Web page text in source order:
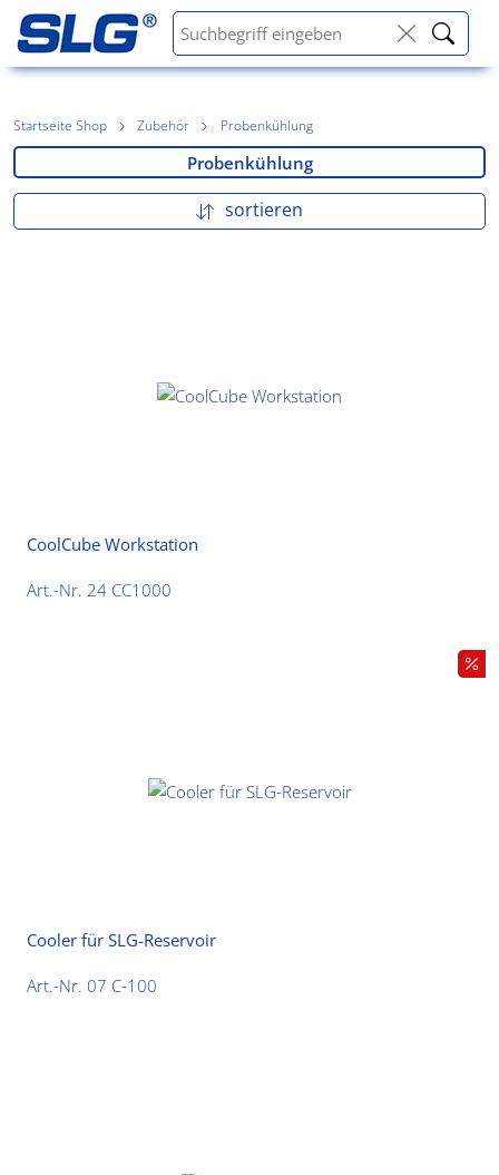
Startseite Shop Zubehör Probenkühlung
Probenkühlung
sortieren
CoolCube Workstation
Art.-Nr. 24 CC1000
Cooler für SLG-Reservoir
Art.-Nr. 07 C-100